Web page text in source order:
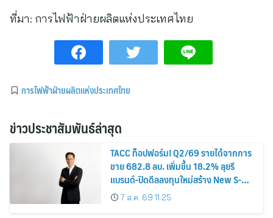
ที่มา: การไฟฟ้าฝ่ายผลิตแห่งประเทศไทย
การไฟฟ้าฝ่ายผลิตแห่งประเทศไทย
ข่าวประชาสัมพันธ์ล่าสุด
TACC ท็อปฟอร์ม! Q2/69 รายได้จากการ
ขาย 682.8 ลบ. เพิ่มขึ้น 18.2% ลุยรี
แบรนด์-ปิดดีลลงทุนใหม่สร้าง New S-
Curve หนุนอนาคตเติบโตยั่งยืน
7 ส.ค. 69 11:25